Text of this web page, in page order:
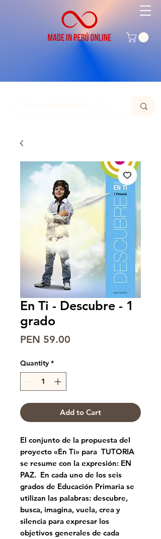
En Ti - Descubre - 1
grado
PEN 59.00
Quantity *
Add to Cart
El conjunto de la propuesta del
proyecto «En Ti» para TUTORIA
se resume con la expresión: EN
PAZ. En cada uno de los seis
grados de Educación Primaria se
utilizan las palabras: descubre,
busca, imagina, vuela, crea y
silencia para expresar los
objetivos generales de cada